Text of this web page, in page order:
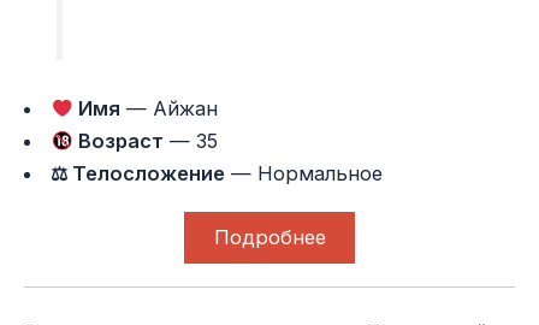
Имя — Айжан
Возраст — 35
⚖ Телосложение — Нормальное
Подробнее